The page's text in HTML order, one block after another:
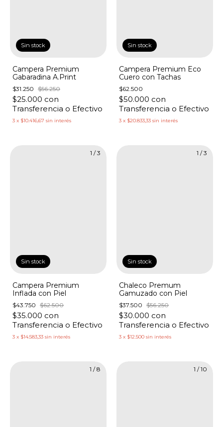
Sin stock
Campera Premium
Gabaradina A.Print
$31.250 $56.250
$25.000 con
Transferencia o Efectivo
3 x $10.416,67 sin interés
Sin stock
Campera Premium Eco
Cuero con Tachas
$62.500
$50.000 con
Transferencia o Efectivo
3 x $20.833,33 sin interés
1 /3
Sin stock
Campera Premium
Inflada con Piel
$43.750 $62.500
$35.000 con
Transferencia o Efectivo
3 x $14.583,33 sin interés
1 /3
Sin stock
Chaleco Premum
Gamuzado con Piel
$37.500 $56.250
$30.000 con
Transferencia o Efectivo
3 x $12.500 sin interés
1 /8 1 /10